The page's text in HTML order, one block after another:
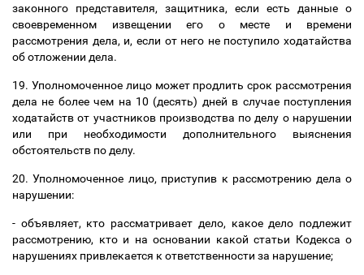
законного представителя, защитника, если есть данные о
своевременном извещении его о месте и времени
рассмотрения дела, и, если от него не поступило ходатайства
об отложении дела.
19. Уполномоченное лицо может продлить срок рассмотрения
дела не более чем на 10 (десять) дней в случае поступления
ходатайств от участников производства по делу о нарушении
или при необходимости дополнительного выяснения
обстоятельств по делу.
20. Уполномоченное лицо, приступив к рассмотрению дела о
нарушении:
- объявляет, кто рассматривает дело, какое дело подлежит
рассмотрению, кто и на основании какой статьи Кодекса о
нарушениях привлекается к ответственности за нарушение;